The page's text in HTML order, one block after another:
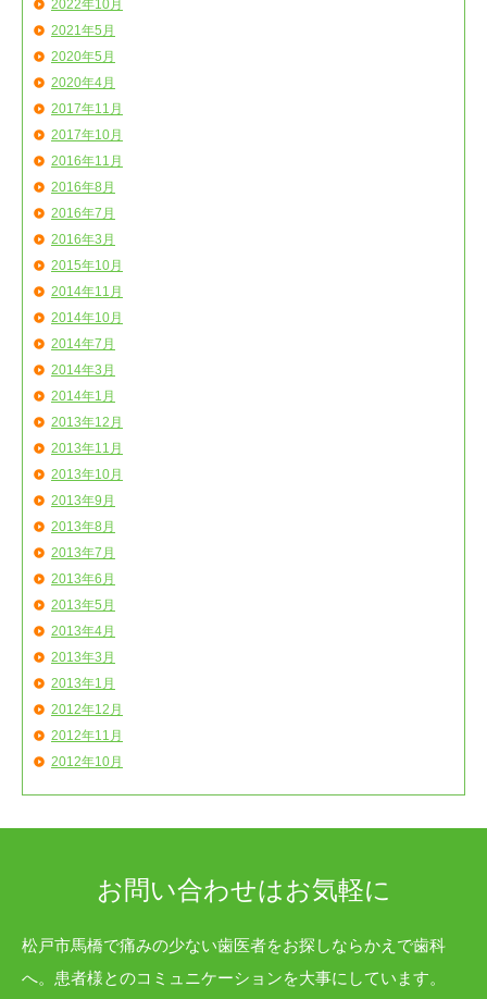
2022年10月
2021年5月
2020年5月
2020年4月
2017年11月
2017年10月
2016年11月
2016年8月
2016年7月
2016年3月
2015年10月
2014年11月
2014年10月
2014年7月
2014年3月
2014年1月
2013年12月
2013年11月
2013年10月
2013年9月
2013年8月
2013年7月
2013年6月
2013年5月
2013年4月
2013年3月
2013年1月
2012年12月
2012年11月
2012年10月
お問い合わせはお気軽に
松戸市馬橋で痛みの少ない歯医者をお探しならかえで歯科
へ。患者様とのコミュニケーションを大事にしています。